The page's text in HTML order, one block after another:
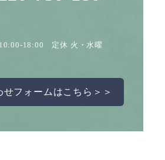
18:00 定休 火・水曜
せフォームはこちら＞＞